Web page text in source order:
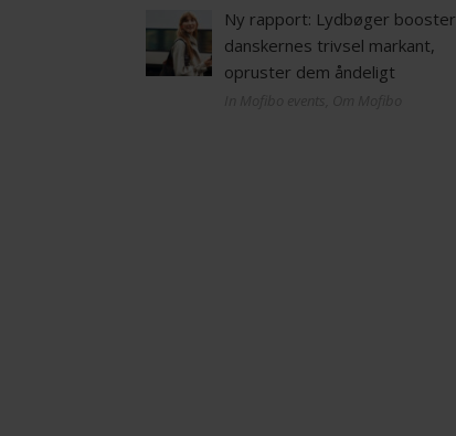
Ny rapport: Lydbøger booster
danskernes trivsel markant,
opruster dem åndeligt